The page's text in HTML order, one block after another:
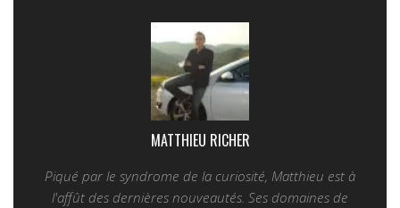
MATTHIEU RICHER
Piqué par le syndrome de la curiosité, Matthieu est à
l'affût des dernières nouveautés. Ses domaines de